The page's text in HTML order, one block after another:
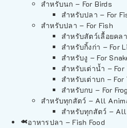
สำหรับนก – For Birds
สำหรับปลา – For
สำหรับปลา – For Fish
สำหรับสัตว์เลื้อยคล
สำหรับกิ้งก่า – For
สำหรับงู – For
สำหรับเต่าน้ำ –
สำหรับเต่าบก –
สำหรับกบ – For
สำหรับทุกสัตว์ – All
สำหรับทุกสัตว์ –
อาหารปลา – Fish Food